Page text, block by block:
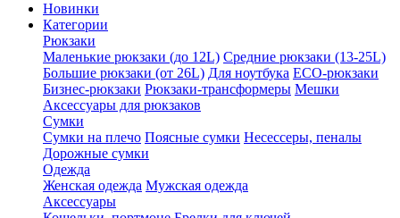
Новинки
Категории
Рюкзаки
Маленькие рюкзаки (до 12L) Средние рюкзаки (13-25L)
Большие рюкзаки (от 26L) Для ноутбука ECO-рюкзаки
Бизнес-рюкзаки Рюкзаки-трансформеры Мешки
Аксессуары для рюкзаков
Сумки
Сумки на плечо Поясные сумки Несессеры, пеналы
Дорожные сумки
Одежда
Женская одежда Мужская одежда
Аксессуары